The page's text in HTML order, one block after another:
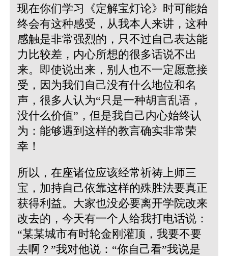
现在你们学习《定解宝灯论》时可能始
终会有这种感受，从我本人来讲，这种
感触是非常强烈的，只不过自己表达能
力比较差，内心所想的很多话说不出
来。即使说出来，别人也不一定愿意接
受，因为我们自己没有什么地位和名
声，很多人认为“只是一种胡言乱语，
没什么价值”，但是我自己内心始终认
为：能够遇到这样的教言确实非常荣
幸！
所以，在座诸位应该经常祈祷上师三
宝，加持自己依靠这样的殊胜法要真正
获得利益。大家也没必要离开学院改来
改去的，今天有一个人给我打电话说：
“某某城市有时轮金刚灌顶，我要不要
去啊？”我对他说：“你自己看”我说是